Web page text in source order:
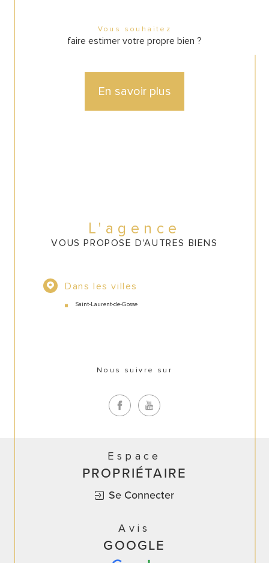
Vous souhaitez
faire estimer votre propre bien ?
En savoir plus
L'agence
VOUS PROPOSE D'AUTRES BIENS
Dans les villes
Saint-Laurent-de-Gosse
Nous suivre sur
Espace
PROPRIÉTAIRE
Se Connecter
Avis
GOOGLE